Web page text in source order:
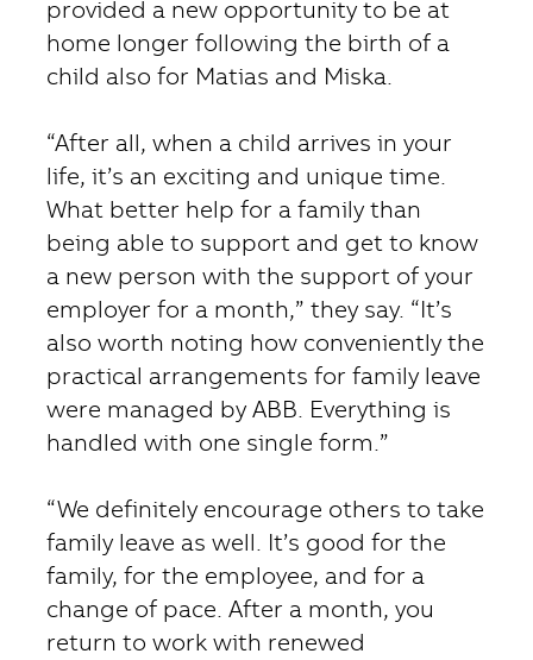
provided a new opportunity to be at
home longer following the birth of a
child also for Matias and Miska.
“After all, when a child arrives in your
life, it’s an exciting and unique time.
What better help for a family than
being able to support and get to know
a new person with the support of your
employer for a month,” they say. “It’s
also worth noting how conveniently the
practical arrangements for family leave
were managed by ABB. Everything is
handled with one single form.”
“We definitely encourage others to take
family leave as well. It’s good for the
family, for the employee, and for a
change of pace. After a month, you
return to work with renewed